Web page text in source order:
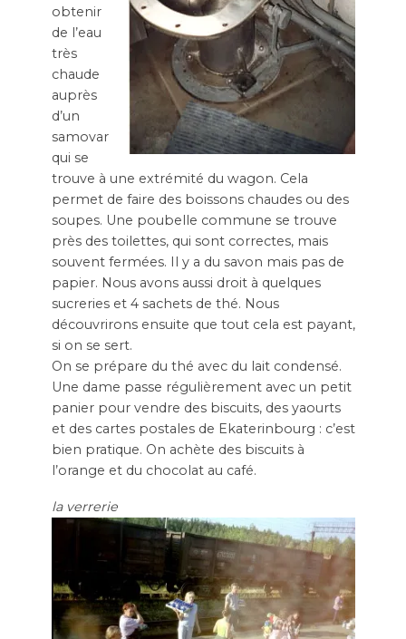
obtenir
de l’eau
très
chaude
auprès
d’un
samovar
qui se
trouve à une extrémité du wagon. Cela
permet de faire des boissons chaudes ou des
soupes. Une poubelle commune se trouve
près des toilettes, qui sont correctes, mais
souvent fermées. Il y a du savon mais pas de
papier. Nous avons aussi droit à quelques
sucreries et 4 sachets de thé. Nous
découvrirons ensuite que tout cela est payant,
si on se sert.
On se prépare du thé avec du lait condensé.
Une dame passe régulièrement avec un petit
panier pour vendre des biscuits, des yaourts
et des cartes postales de Ekaterinbourg : c’est
bien pratique. On achète des biscuits à
l’orange et du chocolat au café.
la verrerie